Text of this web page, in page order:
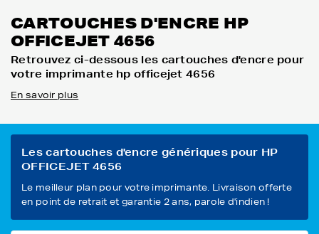
CARTOUCHES D'ENCRE HP
OFFICEJET 4656
Retrouvez ci-dessous les cartouches d'encre pour
votre imprimante hp officejet 4656
En savoir plus
Les cartouches d'encre génériques pour HP
OFFICEJET 4656
Le meilleur plan pour votre imprimante. Livraison offerte
en point de retrait et garantie 2 ans, parole d'indien !